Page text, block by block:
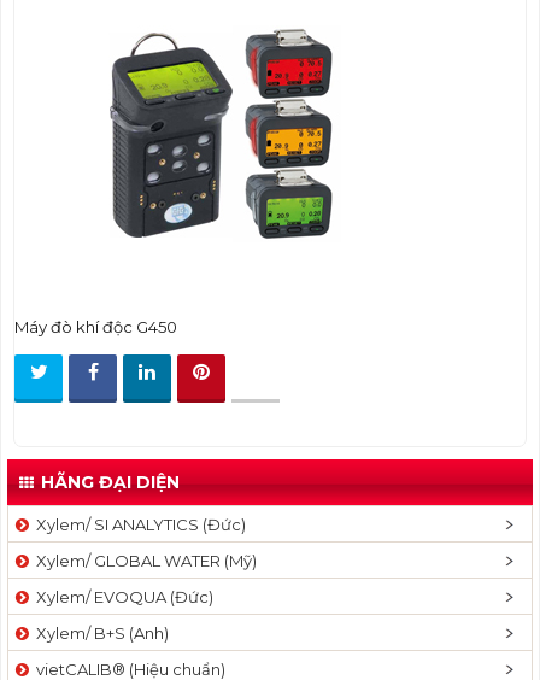
Máy đò khí độc G450
HÃNG ĐẠI DIỆN
Xylem/ SI ANALYTICS (Đức)
Xylem/ GLOBAL WATER (Mỹ)
Xylem/ EVOQUA (Đức)
Xylem/ B+S (Anh)
vietCALIB® (Hiệu chuẩn)